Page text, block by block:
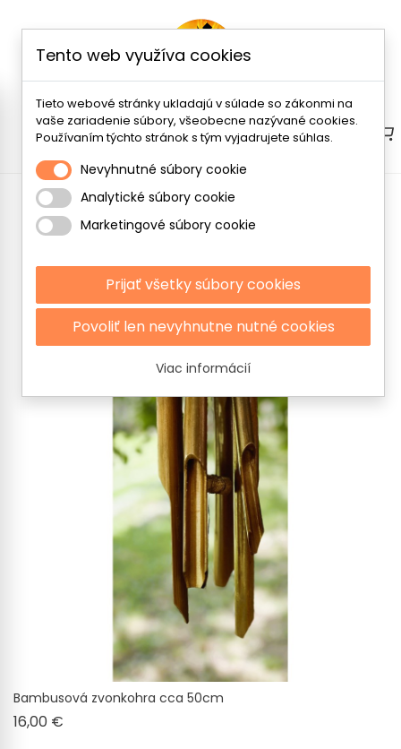
Menu
Zobrazuje sa 1-3 z 3 položiek
Bambusová zvonkohra cca 50cm
16,00 €
Tento web využíva cookies
Tieto webové stránky ukladajú v súlade so zákonmi na
vaše zariadenie súbory, všeobecne nazývané cookies.
Používaním týchto stránok s tým vyjadrujete súhlas.
Nevyhnutné súbory cookie
Analytické súbory cookie
Marketingové súbory cookie
Prijať všetky súbory cookies
Povoliť len nevyhnutne nutné cookies
Viac informácií